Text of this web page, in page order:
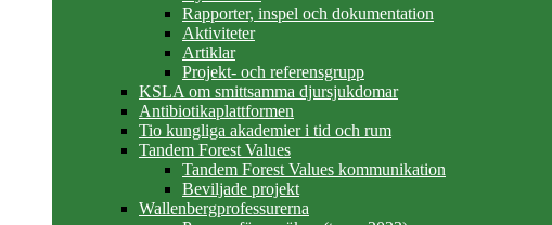
Rapporter, inspel och dokumentation
Aktiviteter
Artiklar
Projekt- och referensgrupp
KSLA om smittsamma djursjukdomar
Antibiotikaplattformen
Tio kungliga akademier i tid och rum
Tandem Forest Values
Tandem Forest Values kommunikation
Beviljade projekt
Wallenbergprofessurerna